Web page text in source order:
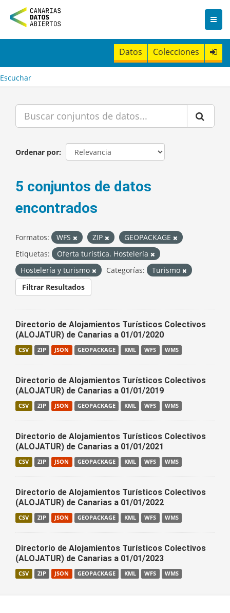
n
t
Datos Colecciones
Escuchar
Ordenar por
5 conjuntos de datos
encontrados
Formatos: WFS ZIP
GEOPACKAGE
Etiquetas:
Oferta turística. Hostelería
Hostelería y turismo
Categorías:
Turismo
Filtrar Resultados
Directorio de Alojamientos Turísticos Colectivos
(ALOJATUR) de Canarias a 01/01/2020
CSV ZIP JSON GEOPACKAGE KML WFS WMS
Directorio de Alojamientos Turísticos Colectivos
(ALOJATUR) de Canarias a 01/01/2019
CSV ZIP JSON GEOPACKAGE KML WFS WMS
Directorio de Alojamientos Turísticos Colectivos
(ALOJATUR) de Canarias a 01/01/2021
CSV ZIP JSON GEOPACKAGE KML WFS WMS
Directorio de Alojamientos Turísticos Colectivos
(ALOJATUR) de Canarias a 01/01/2022
CSV ZIP JSON GEOPACKAGE KML WFS WMS
Directorio de Alojamientos Turísticos Colectivos
(ALOJATUR) de Canarias a 01/01/2023
CSV ZIP JSON GEOPACKAGE KML WFS WMS